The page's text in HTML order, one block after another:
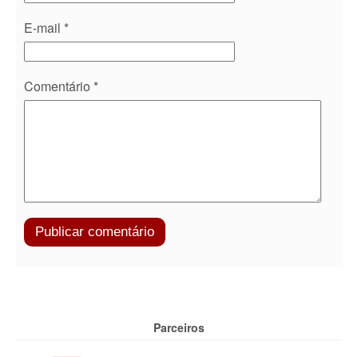
E-mail *
Comentário *
Parceiros